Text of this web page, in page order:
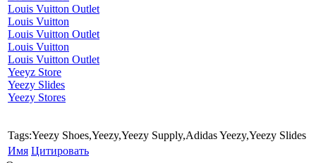
Louis Vuitton Outlet
Louis Vuitton
Louis Vuitton Outlet
Louis Vuitton
Louis Vuitton Outlet
Yeeyz Store
Yeezy Slides
Yeezy Stores
Tags:Yeezy Shoes,Yeezy,Yeezy Supply,Adidas Yeezy,Yeezy Slides
Имя Цитировать